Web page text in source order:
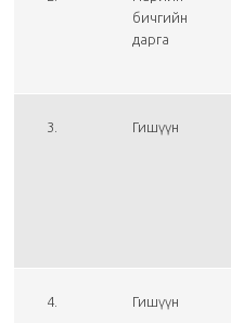
бичгийн
дарга
3. Гишүүн
4. Гишүүн